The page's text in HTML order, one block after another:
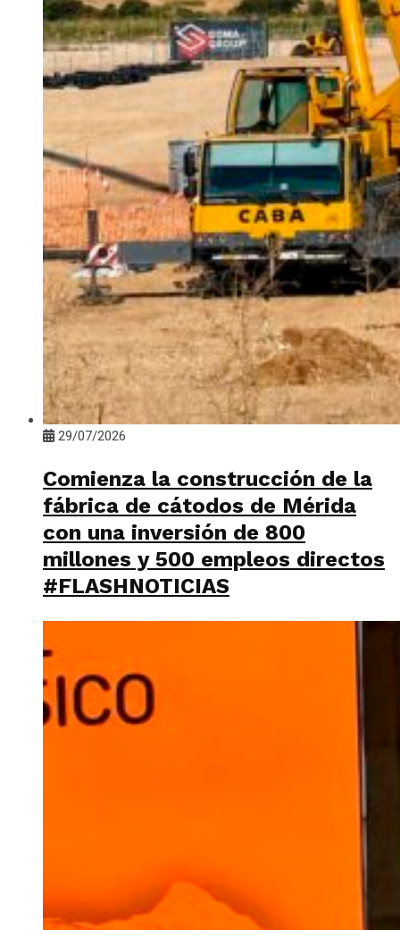
29/07/2026
Comienza la construcción de la
fábrica de cátodos de Mérida
con una inversión de 800
millones y 500 empleos directos
#FLASHNOTICIAS